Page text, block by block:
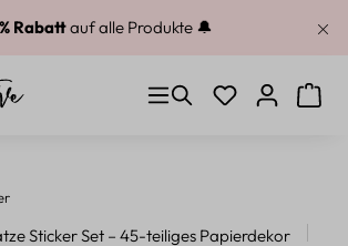
Rabattauf alle Produkte 🔔
Du hast 0